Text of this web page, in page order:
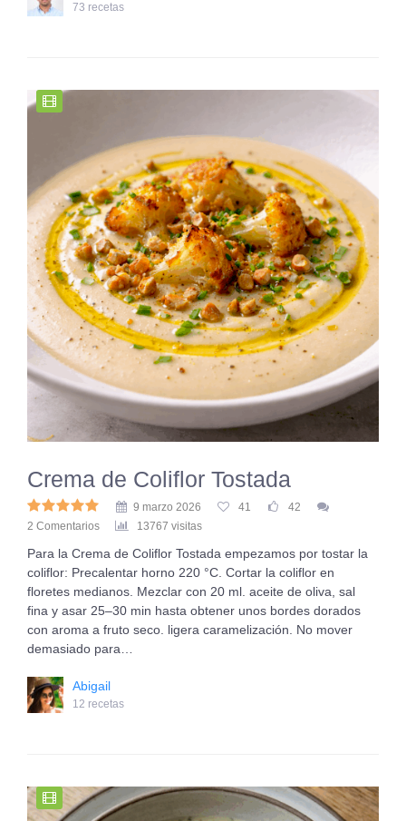
73 recetas
Crema de Coliflor Tostada
9 marzo 2026 41
42
2 Comentarios
13767 visitas
Para la Crema de Coliflor Tostada empezamos por tostar la
coliflor: Precalentar horno 220 °C. Cortar la coliflor en
floretes medianos. Mezclar con 20 ml. aceite de oliva, sal
fina y asar 25–30 min hasta obtener unos bordes dorados
con aroma a fruto seco. ligera caramelización. No mover
demasiado para…
Abigail
12 recetas